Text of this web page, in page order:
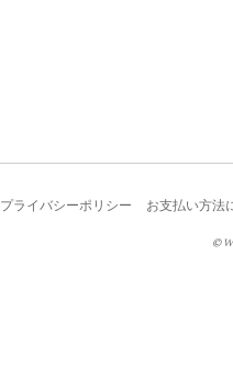
プライバシーポリシー お支払い方法
©